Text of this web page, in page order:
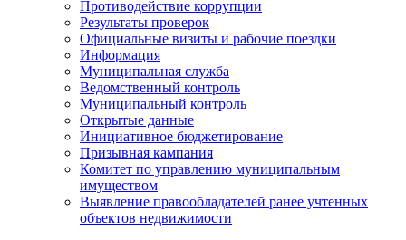
Противодействие коррупции
Результаты проверок
Официальные визиты и рабочие поездки
Информация
Муниципальная служба
Ведомственный контроль
Муниципальный контроль
Открытые данные
Инициативное бюджетирование
Призывная кампания
Комитет по управлению муниципальным
имуществом
Выявление правообладателей ранее учтенных
объектов недвижимости